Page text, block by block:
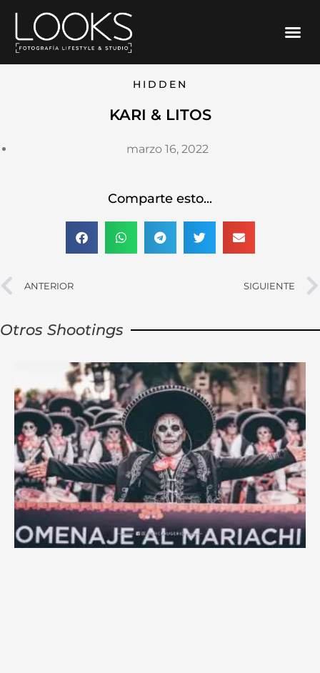
contenido
HIDDEN
KARI & LITOS
marzo 16, 2022
Comparte esto...
Ant
ANTERIOR SIGUIENTE
Otros Shootings